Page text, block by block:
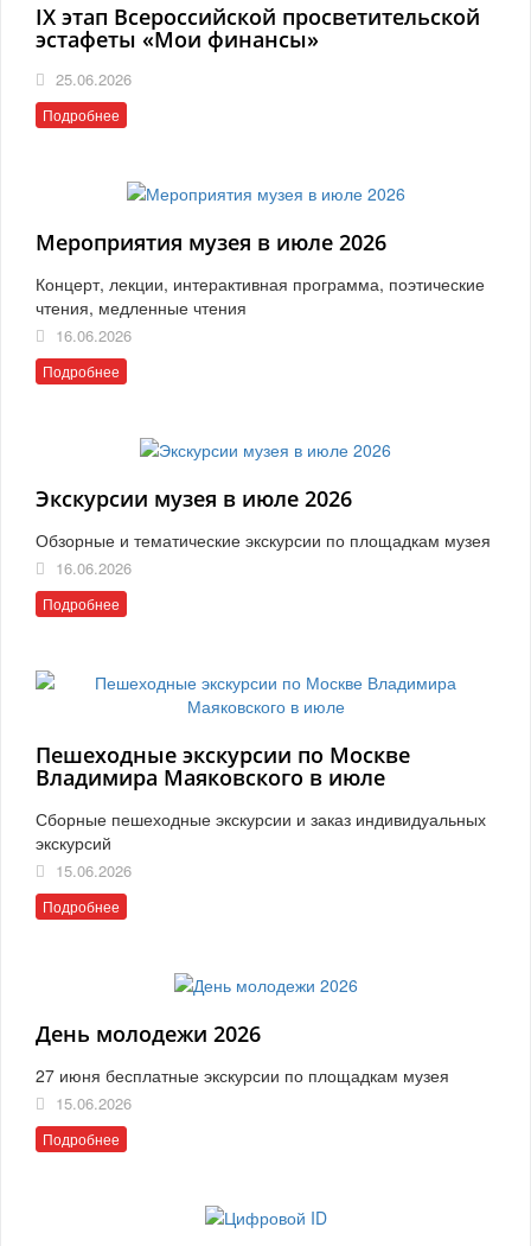
IX этап Всероссийской просветительской
эстафеты «Мои финансы»
25.06.2026
Подробнее
Мероприятия музея в июле 2026
Концерт, лекции, интерактивная программа, поэтические
чтения, медленные чтения
16.06.2026
Подробнее
Экскурсии музея в июле 2026
Обзорные и тематические экскурсии по площадкам музея
16.06.2026
Подробнее
Пешеходные экскурсии по Москве
Владимира Маяковского в июле
Сборные пешеходные экскурсии и заказ индивидуальных
экскурсий
15.06.2026
Подробнее
День молодежи 2026
27 июня бесплатные экскурсии по площадкам музея
15.06.2026
Подробнее